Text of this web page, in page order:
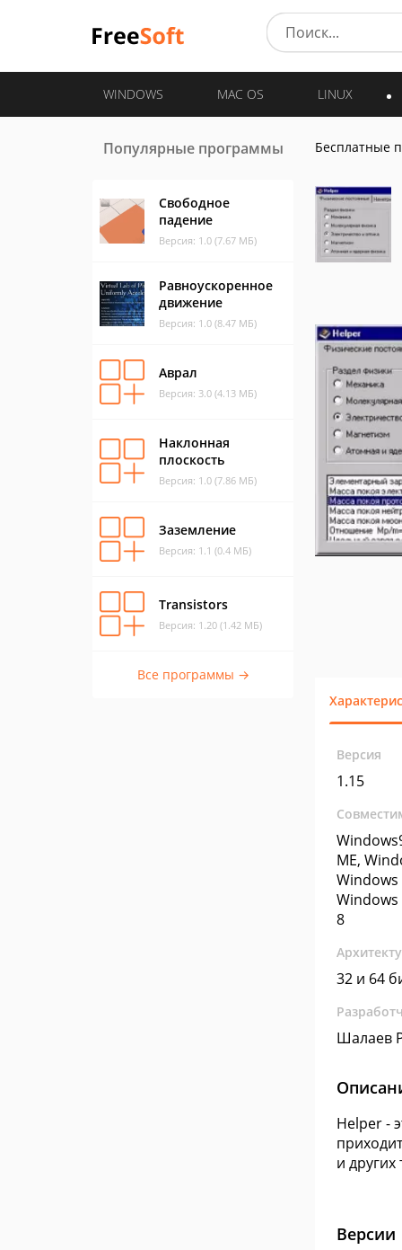
WINDOWS MAC OS LINUX
Популярные программы
Свободное
падение
Версия: 1.0 (7.67 МБ)
Равноускоренное
движение
Версия: 1.0 (8.47 МБ)
Аврал
Версия: 3.0 (4.13 МБ)
Наклонная
плоскость
Версия: 1.0 (7.86 МБ)
Заземление
Версия: 1.1 (0.4 МБ)
Transistors
Версия: 1.20 (1.42 МБ)
Все программы →
Бесплатные
Версия
1.15
ME,
Windows
Windows
8
32 и 64
Шалаев
Helper -
и
Версии